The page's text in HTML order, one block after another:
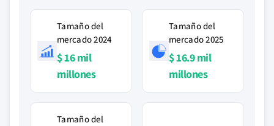
Tamaño del
mercado 2024
$ 16 mil
millones
Tamaño del
mercado 2025
$ 16.9 mil
millones
Tamaño del